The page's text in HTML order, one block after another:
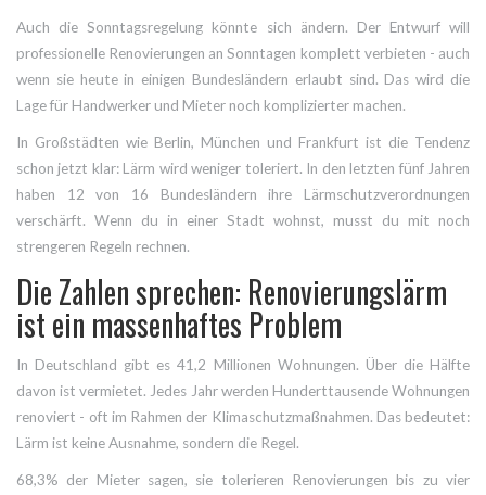
Auch die Sonntagsregelung könnte sich ändern. Der Entwurf will
professionelle Renovierungen an Sonntagen komplett verbieten - auch
wenn sie heute in einigen Bundesländern erlaubt sind. Das wird die
Lage für Handwerker und Mieter noch komplizierter machen.
In Großstädten wie Berlin, München und Frankfurt ist die Tendenz
schon jetzt klar: Lärm wird weniger toleriert. In den letzten fünf Jahren
haben 12 von 16 Bundesländern ihre Lärmschutzverordnungen
verschärft. Wenn du in einer Stadt wohnst, musst du mit noch
strengeren Regeln rechnen.
Die Zahlen sprechen: Renovierungslärm
ist ein massenhaftes Problem
In Deutschland gibt es 41,2 Millionen Wohnungen. Über die Hälfte
davon ist vermietet. Jedes Jahr werden Hunderttausende Wohnungen
renoviert - oft im Rahmen der Klimaschutzmaßnahmen. Das bedeutet:
Lärm ist keine Ausnahme, sondern die Regel.
68,3% der Mieter sagen, sie tolerieren Renovierungen bis zu vier